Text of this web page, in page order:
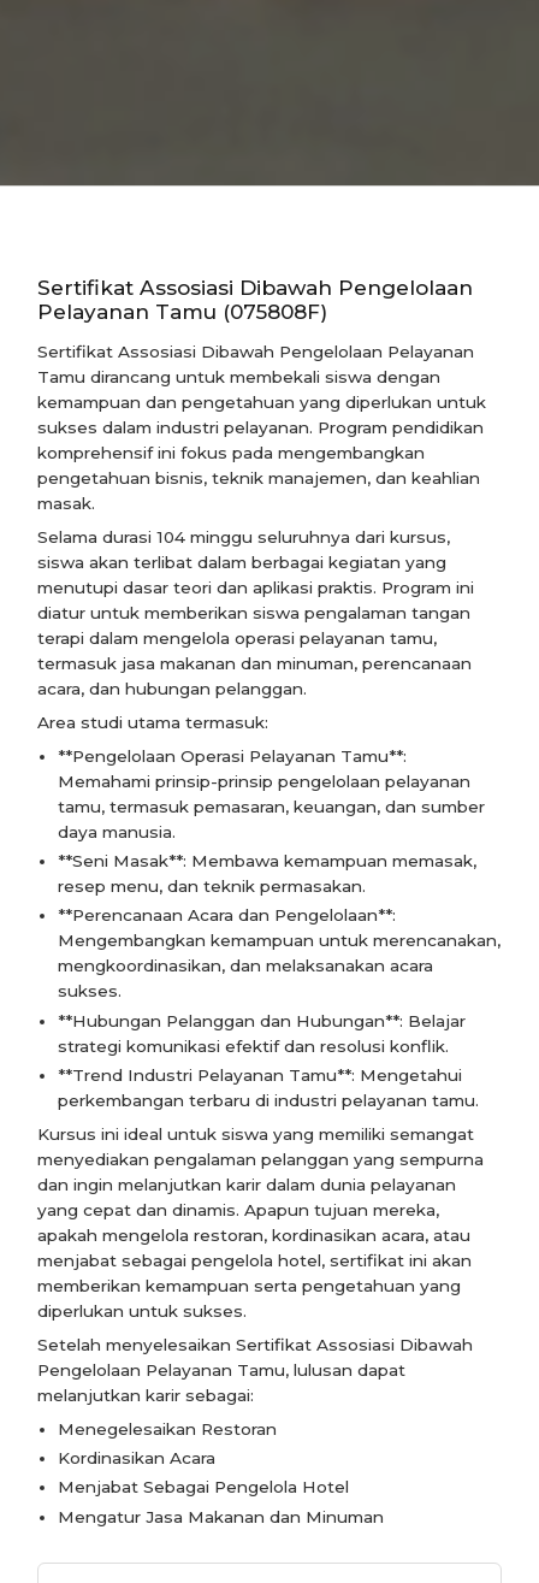
Sertifikat Assosiasi Dibawah Pengelolaan
Pelayanan Tamu (075808F)
Sertifikat Assosiasi Dibawah Pengelolaan Pelayanan
Tamu dirancang untuk membekali siswa dengan
kemampuan dan pengetahuan yang diperlukan untuk
sukses dalam industri pelayanan. Program pendidikan
komprehensif ini fokus pada mengembangkan
pengetahuan bisnis, teknik manajemen, dan keahlian
masak.
Selama durasi 104 minggu seluruhnya dari kursus,
siswa akan terlibat dalam berbagai kegiatan yang
menutupi dasar teori dan aplikasi praktis. Program ini
diatur untuk memberikan siswa pengalaman tangan
terapi dalam mengelola operasi pelayanan tamu,
termasuk jasa makanan dan minuman, perencanaan
acara, dan hubungan pelanggan.
Area studi utama termasuk:
**Pengelolaan Operasi Pelayanan Tamu**:
Memahami prinsip-prinsip pengelolaan pelayanan
tamu, termasuk pemasaran, keuangan, dan sumber
daya manusia.
**Seni Masak**: Membawa kemampuan memasak,
resep menu, dan teknik permasakan.
**Perencanaan Acara dan Pengelolaan**:
Mengembangkan kemampuan untuk merencanakan,
mengkoordinasikan, dan melaksanakan acara
sukses.
**Hubungan Pelanggan dan Hubungan**: Belajar
strategi komunikasi efektif dan resolusi konflik.
**Trend Industri Pelayanan Tamu**: Mengetahui
perkembangan terbaru di industri pelayanan tamu.
Kursus ini ideal untuk siswa yang memiliki semangat
menyediakan pengalaman pelanggan yang sempurna
dan ingin melanjutkan karir dalam dunia pelayanan
yang cepat dan dinamis. Apapun tujuan mereka,
apakah mengelola restoran, kordinasikan acara, atau
menjabat sebagai pengelola hotel, sertifikat ini akan
memberikan kemampuan serta pengetahuan yang
diperlukan untuk sukses.
Setelah menyelesaikan Sertifikat Assosiasi Dibawah
Pengelolaan Pelayanan Tamu, lulusan dapat
melanjutkan karir sebagai:
Menegelesaikan Restoran
Kordinasikan Acara
Menjabat Sebagai Pengelola Hotel
Mengatur Jasa Makanan dan Minuman